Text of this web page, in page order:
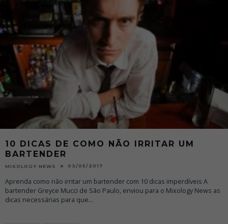
10 DICAS DE COMO NÃO IRRITAR UM
BARTENDER
MIXOLOGY NEWS 03/05/2017
Aprenda como não irritar um bartender com 10 dicas imperdíveis A
bartender Greyce Mucci de São Paulo, enviou para o Mixology News as
dicas necessárias para que...